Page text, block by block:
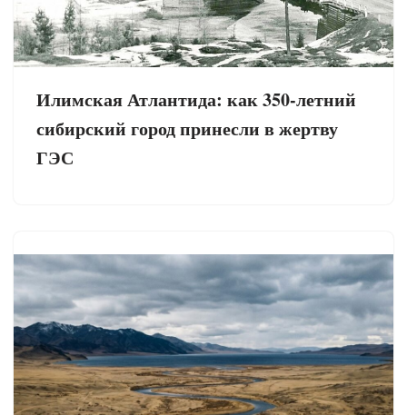
Илимская Атлантида: как 350-летний
сибирский город принесли в жертву
ГЭС